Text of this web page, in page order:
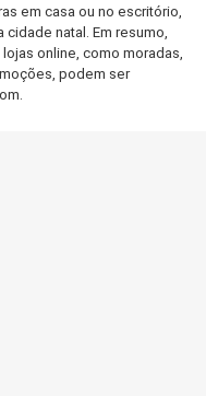
em casa ou no escritório,
natal. Em resumo,
online, como moradas,
podem ser